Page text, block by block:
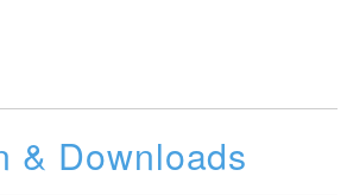
& Downloads